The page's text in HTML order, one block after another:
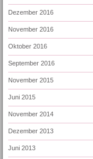
Dezember 2016
November 2016
Oktober 2016
September 2016
November 2015
Juni 2015
November 2014
Dezember 2013
Juni 2013